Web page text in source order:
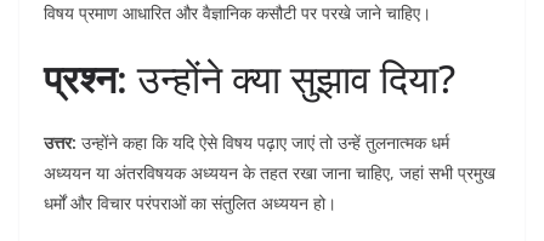
विषय प्रमाण आधारित और वैज्ञानिक कसौटी पर परखे जाने चाहिए।
प्रश्न: उन्होंने क्या सुझाव दिया?
उत्तर: उन्होंने कहा कि यदि ऐसे विषय पढ़ाए जाएं तो उन्हें तुलनात्मक धर्म
अध्ययन या अंतरविषयक अध्ययन के तहत रखा जाना चाहिए, जहां सभी प्रमुख
धर्मों और विचार परंपराओं का संतुलित अध्ययन हो।